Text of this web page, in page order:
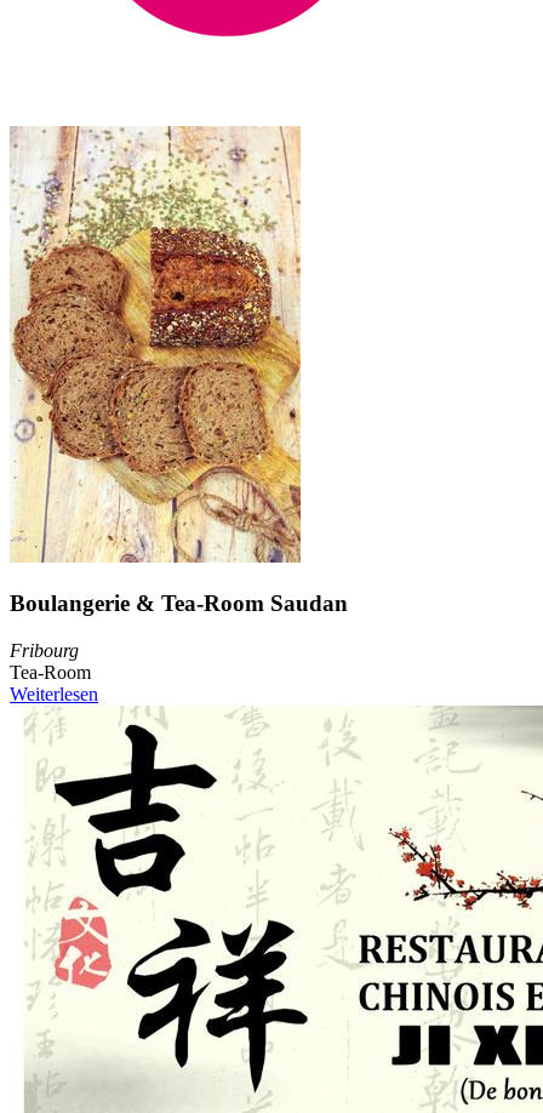
Boulangerie & Tea-Room Saudan
Fribourg
Tea-Room
Weiterlesen